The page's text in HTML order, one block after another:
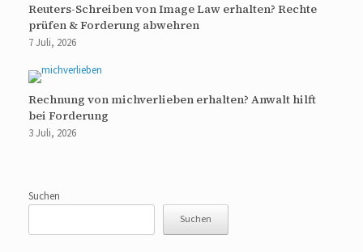
Reuters-Schreiben von Image Law erhalten? Rechte
prüfen & Forderung abwehren
7 Juli, 2026
Rechnung von michverlieben erhalten? Anwalt hilft
bei Forderung
3 Juli, 2026
Suchen
Suchen